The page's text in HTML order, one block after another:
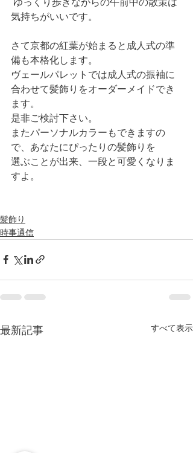
気持ちがいいです。
さて京都の紅葉が始まると成人式の準
備も本格化します。
ヴェールパレットでは成人式の振袖に
合わせて髪飾りをオーダーメイドでき
ます。
是非ご検討下さい。
またパーソナルカラーもできますの
で、あなたにぴったりの髪飾りを
選ぶことが出来、一段と可愛くなりま
すよ。
髪飾り
時事通信
最新記事 すべて表示